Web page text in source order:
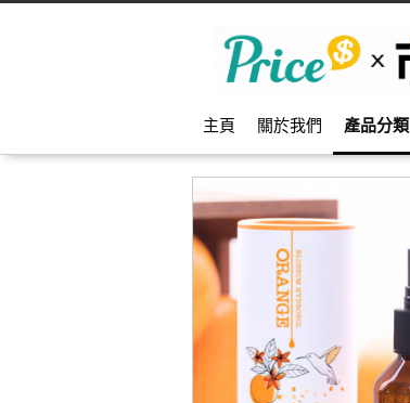
主頁 關於我們 產品分類